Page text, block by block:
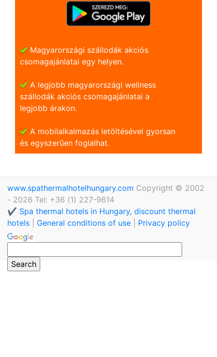
Magyarországi szállodák akciós
csomagajánlatai egy helyen.
A legjobb magyarországi wellness
szállodák akciós csomagajánlatai a
legjobb árakon.
A mobilalkalmazás letöltésével gyorsan
és egyszerũen foglalhat.
www.spathermalhotelhungary.com Copyright © 2002
- 2026 Tel: +36 (1) 227-9614
✔️ Spa thermal hotels in Hungary, discount thermal
hotels
General conditions of use Privacy policy